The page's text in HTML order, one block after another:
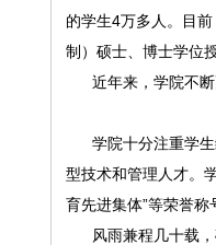
的学生4万多人。目
制）硕士、博士学位
近年来，学院不断
学院十分注重学生
型技术和管理人才。
育先进集体”等荣誉称
风雨兼程几十载，